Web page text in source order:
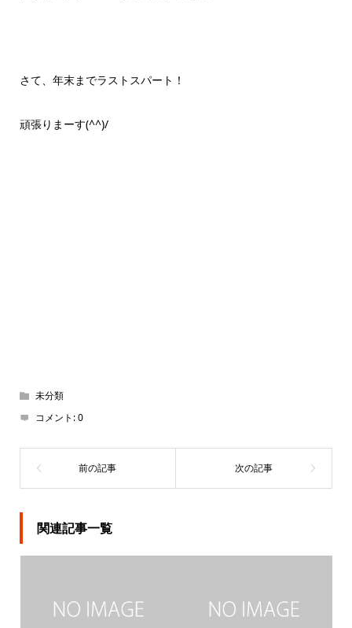
さて、年末までラストスパート！
頑張りまーす(^^)/
未分類
コメント:0
関連記事一覧